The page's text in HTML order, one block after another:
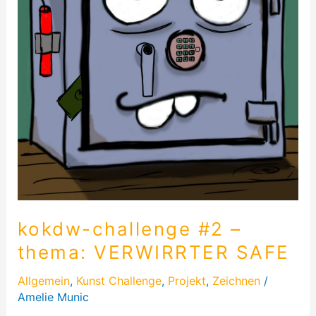
kokdw-challenge #2 –
thema: VERWIRRTER SAFE
Allgemein, Kunst Challenge, Projekt, Zeichnen/
Amelie Munic
VERWIRRTER
SAFE